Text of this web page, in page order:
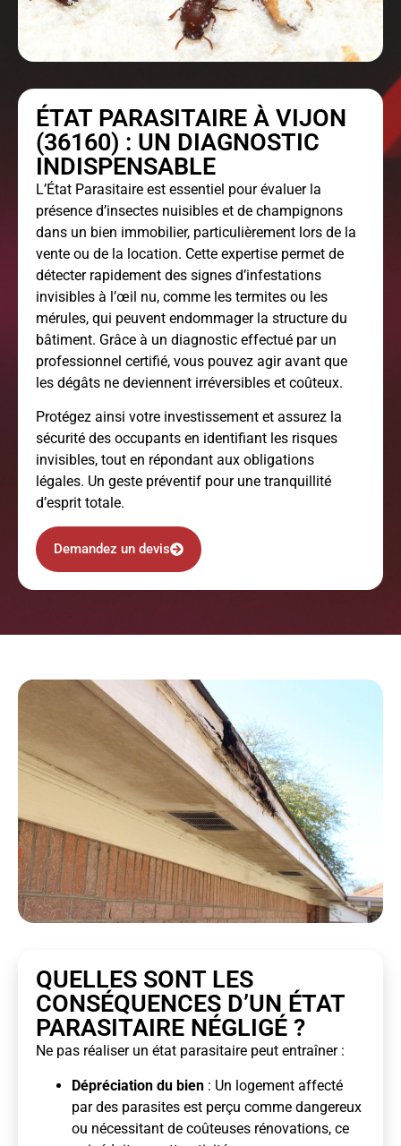
ÉTAT PARASITAIRE À VIJON
(36160) : UN DIAGNOSTIC
INDISPENSABLE
L’État Parasitaire est essentiel pour évaluer la
présence d’insectes nuisibles et de champignons
dans un bien immobilier, particulièrement lors de la
vente ou de la location. Cette expertise permet de
détecter rapidement des signes d’infestations
invisibles à l’œil nu, comme les termites ou les
mérules, qui peuvent endommager la structure du
bâtiment. Grâce à un diagnostic effectué par un
professionnel certifié, vous pouvez agir avant que
les dégâts ne deviennent irréversibles et coûteux.
Protégez ainsi votre investissement et assurez la
sécurité des occupants en identifiant les risques
invisibles, tout en répondant aux obligations
légales. Un geste préventif pour une tranquillité
d’esprit totale.
Demandez un devis
QUELLES SONT LES
CONSÉQUENCES D’UN ÉTAT
PARASITAIRE NÉGLIGÉ ?
Ne pas réaliser un état parasitaire peut entraîner :
Dépréciation du bien : Un logement affecté
par des parasites est perçu comme dangereux
ou nécessitant de coûteuses rénovations, ce